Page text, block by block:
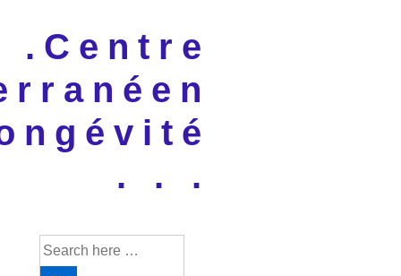
Main
.Centre
. . .
Search
for: